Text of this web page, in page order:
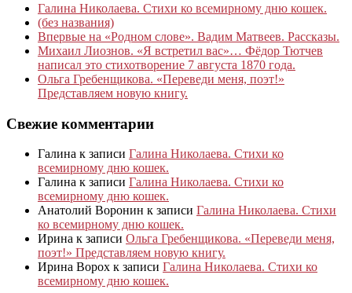
Галина Николаева. Стихи ко всемирному дню кошек.
(без названия)
Впервые на «Родном слове». Вадим Матвеев. Рассказы.
Михаил Лиознов. «Я встретил вас»… Фёдор Тютчев
написал это стихотворение 7 августа 1870 года.
Ольга Гребенщикова. «Переведи меня, поэт!»
Представляем новую книгу.
Свежие комментарии
Галина к записи Галина Николаева. Стихи ко
всемирному дню кошек.
Галина к записи Галина Николаева. Стихи ко
всемирному дню кошек.
Анатолий Воронин к записи Галина Николаева. Стихи
ко всемирному дню кошек.
Ирина к записи Ольга Гребенщикова. «Переведи меня,
поэт!» Представляем новую книгу.
Ирина Ворох к записи Галина Николаева. Стихи ко
всемирному дню кошек.